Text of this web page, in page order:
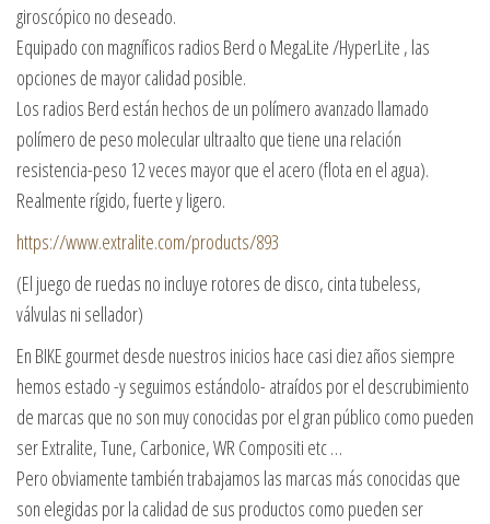
giroscópico no deseado.
Equipado con magníficos radios Berd o MegaLite /HyperLite , las
opciones de mayor calidad posible.
Los radios Berd están hechos de un polímero avanzado llamado
polímero de peso molecular ultraalto que tiene una relación
resistencia-peso 12 veces mayor que el acero (flota en el agua).
Realmente rígido, fuerte y ligero.
https://www.extralite.com/products/893
(El juego de ruedas no incluye rotores de disco, cinta tubeless,
válvulas ni sellador)
En BIKE gourmet desde nuestros inicios hace casi diez años siempre
hemos estado -y seguimos estándolo- atraídos por el descrubimiento
de marcas que no son muy conocidas por el gran público como pueden
ser Extralite, Tune, Carbonice, WR Compositi etc …
Pero obviamente también trabajamos las marcas más conocidas que
son elegidas por la calidad de sus productos como pueden ser